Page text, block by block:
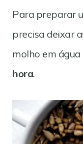
Para preparar
precisa deixar
molho em
hora.